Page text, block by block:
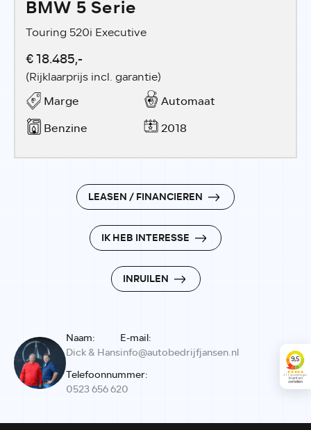
BMW 5 Serie
Touring 520i Executive
€ 18.485,-
(Rijklaarprijs incl. garantie)
Marge
Automaat
Benzine
2018
LEASEN / FINANCIEREN
IK HEB INTERESSE
INRUILEN
Naam:
Dick & Hans
E-mail:
info@autobedrijfjansen.nl
Telefoonnummer:
0523 656 620